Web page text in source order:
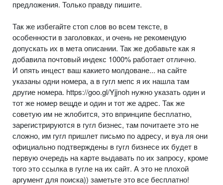
предложения. Только правду пишите.
Так же избегайте стоп слов во всем тексте, в
особенности в заголовках, и очень не рекомендую
допускать их в мета описании. Так же добавьте как я
добавила почтовый индекс 1000% работает отлично.
И опять инцест ваш какието молдоване... на сайте
указаны одни номера, а в гугл мепс я их нашла там
другие номера. https://goo.gl/Yjjnoh нужно указать один и
тот же номер вещде и один и тот же адрес. Так же
советую им не жлобится, это впринципе бесплатно,
зарегистрируются в гугл бизнес, там почитаете это не
сложно, им гугл пришлет письмо по адресу, и вуа ля они
официально подтверждены в гугл бизнесе их будет в
первую очередь на карте выдавать по их запросу, кроме
того это ссылка в гугле на их сайт. А это не плохой
аргумент для поиска)) заметьте это все бесплатно!